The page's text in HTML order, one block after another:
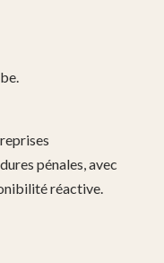
pénales, avec
réactive.